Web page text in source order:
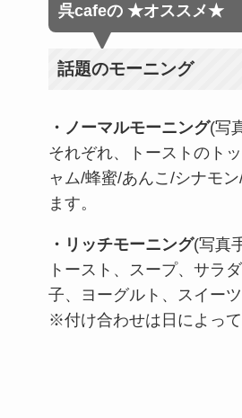
呉cafeの ★オススメ★
話題のモーニング
・ノーマルモーニング(写
それぞれ、トーストのト
ャム/蜂蜜/あんこ/シナモ
ます。
・リッチモーニング(写真
トースト、スープ、サラ
子、ヨーグルト、スイー
※付け合わせは日によって